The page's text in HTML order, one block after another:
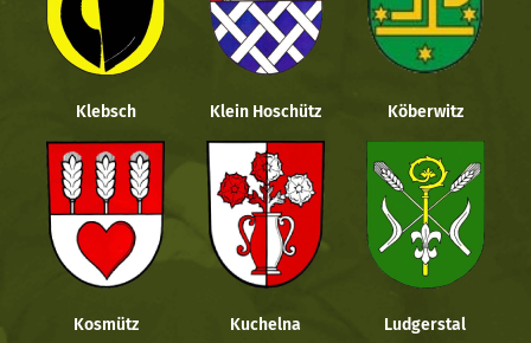
Klebsch Klein Hoschütz Köberwitz
Kosmütz Kuchelna Ludgerstal